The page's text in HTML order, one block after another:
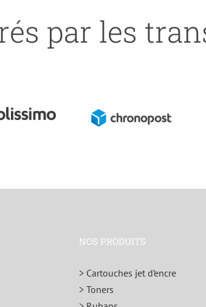
par les
NOS PRODUITS
> Cartouches jet d’encre
> Toners